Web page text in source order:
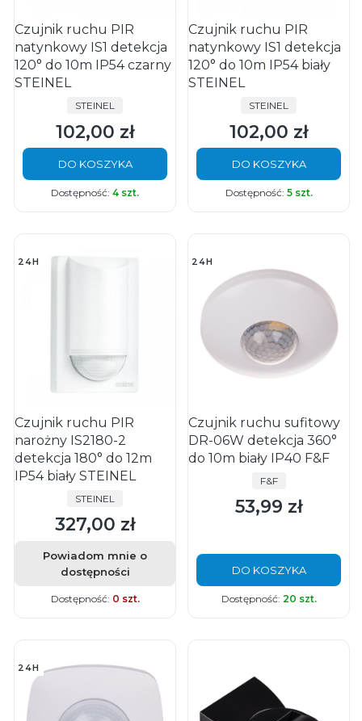
Czujnik ruchu PIR
natynkowy IS1 detekcja
120° do 10m IP54 czarny
STEINEL
PRODUCENT
STEINEL
Cena
102,00 zł
DO KOSZYKA
Dostępność: 4 szt.
Czujnik ruchu PIR
natynkowy IS1 detekcja
120° do 10m IP54 biały
STEINEL
PRODUCENT
STEINEL
Cena
102,00 zł
DO KOSZYKA
Dostępność: 5 szt.
24H
Czujnik ruchu PIR
narożny IS2180-2
detekcja 180° do 12m
IP54 biały STEINEL
PRODUCENT
STEINEL
Cena
327,00 zł
Powiadom mnie o
dostępności
Dostępność: 0 szt.
24H
Czujnik ruchu sufitowy
DR-06W detekcja 360°
do 10m biały IP40 F&F
PRODUCENT
F&F
Cena
53,99 zł
DO KOSZYKA
Dostępność: 20 szt.
24H